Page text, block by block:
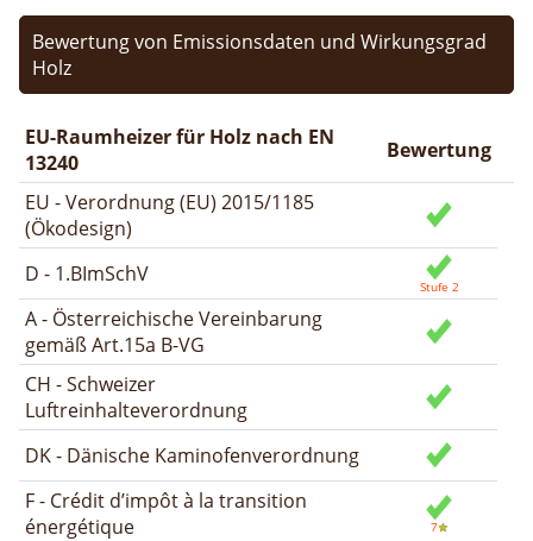
Bewertung von Emissionsdaten und Wirkungsgrad
Holz
EU-Raumheizer für Holz nach EN
13240
Bewertung
EU - Verordnung (EU) 2015/1185
(Ökodesign)
D - 1.BImSchV
A - Österreichische Vereinbarung
gemäß Art.15a B-VG
CH - Schweizer
Luftreinhalteverordnung
DK - Dänische Kaminofenverordnung
F - Crédit d’impôt à la transition
énergétique